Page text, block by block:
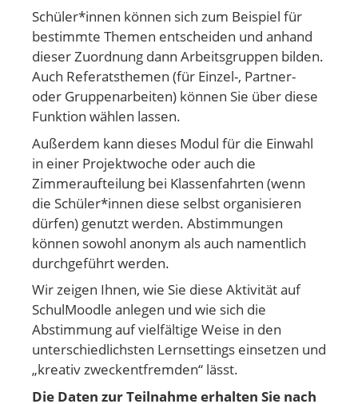
Schüler*innen können sich zum Beispiel für
bestimmte Themen entscheiden und anhand
dieser Zuordnung dann Arbeitsgruppen bilden.
Auch Referatsthemen (für Einzel-, Partner-
oder Gruppenarbeiten) können Sie über diese
Funktion wählen lassen.
Außerdem kann dieses Modul für die Einwahl
in einer Projektwoche oder auch die
Zimmeraufteilung bei Klassenfahrten (wenn
die Schüler*innen diese selbst organisieren
dürfen) genutzt werden. Abstimmungen
können sowohl anonym als auch namentlich
durchgeführt werden.
Wir zeigen Ihnen, wie Sie diese Aktivität auf
SchulMoodle anlegen und wie sich die
Abstimmung auf vielfältige Weise in den
unterschiedlichsten Lernsettings einsetzen und
„kreativ zweckentfremden“ lässt.
Die Daten zur Teilnahme erhalten Sie nach